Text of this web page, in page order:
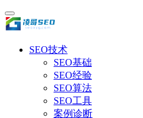
SEO技术
SEO基础
SEO经验
SEO算法
SEO工具
案例诊断